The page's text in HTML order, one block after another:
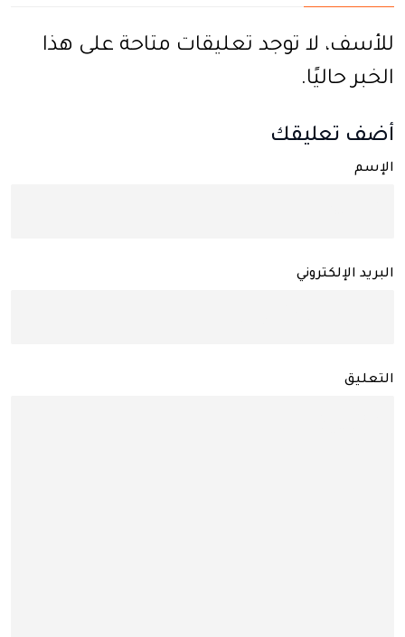
للأسف، لا توجد تعليقات متاحة على هذا
الخبر حاليًا.
أضف تعليقك
الإسم
البريد الإلكتروني
التعليق